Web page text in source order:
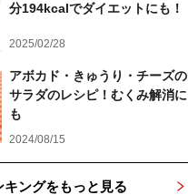
分194kcalでダイエットにも！
2025/02/28
アボカド・きゅうり・チーズの
サラダのレシピ！むくみ解消に
も
2024/08/15
キングをもっと見る